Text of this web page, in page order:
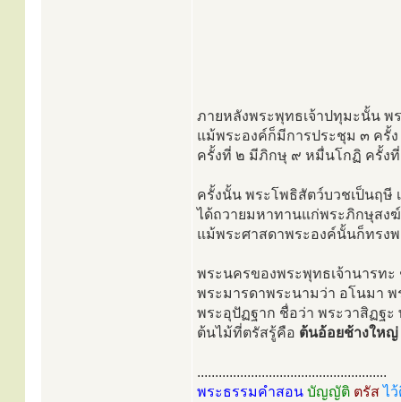
ภายหลังพระพุทธเจ้าปทุมะนั้น พ
แม้พระองค์ก็มีการประชุม ๓ ครั้
ครั้งที่ ๒ มีภิกษุ ๙ หมื่นโกฏิ ครั้ง
ครั้งนั้น พระโพธิสัตว์บวชเป็นฤ
ได้ถวายมหาทานแก่พระภิกษุสง
แม้พระศาสดาพระองค์นั้นก็ทรง
พระนครของพระพุทธเจ้านารท
พระมารดาพระนามว่า อโนมา
พระอุปัฏฐาก ชื่อว่า พระวาสิฏฐะ
ต้นไม้ที่ตรัสรู้คือ ต้นอ้อยช้างใหญ่
.....................................................
พระธรรมคำสอน บัญญัติ ตรัสไ